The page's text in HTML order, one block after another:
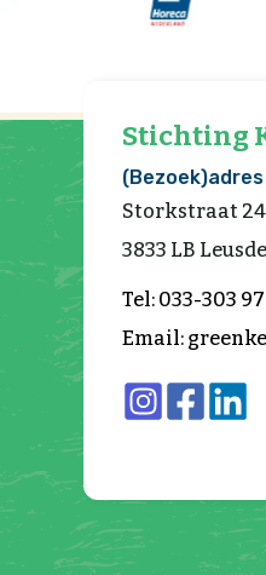
Stichting
(Bezoek)adres
Storkstraat 24
3833 LB
Tel: 033-303
Email: